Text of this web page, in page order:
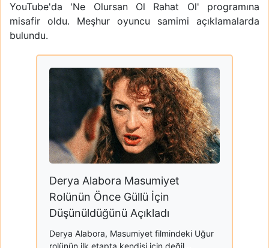
YouTube'da 'Ne Olursan Ol Rahat Ol' programına
misafir oldu. Meşhur oyuncu samimi açıklamalarda
bulundu.
Derya Alabora Masumiyet
Rolünün Önce Güllü İçin
Düşünüldüğünü Açıkladı
Derya Alabora, Masumiyet filmindeki Uğur
rolünün ilk etapta kendisi için değil...